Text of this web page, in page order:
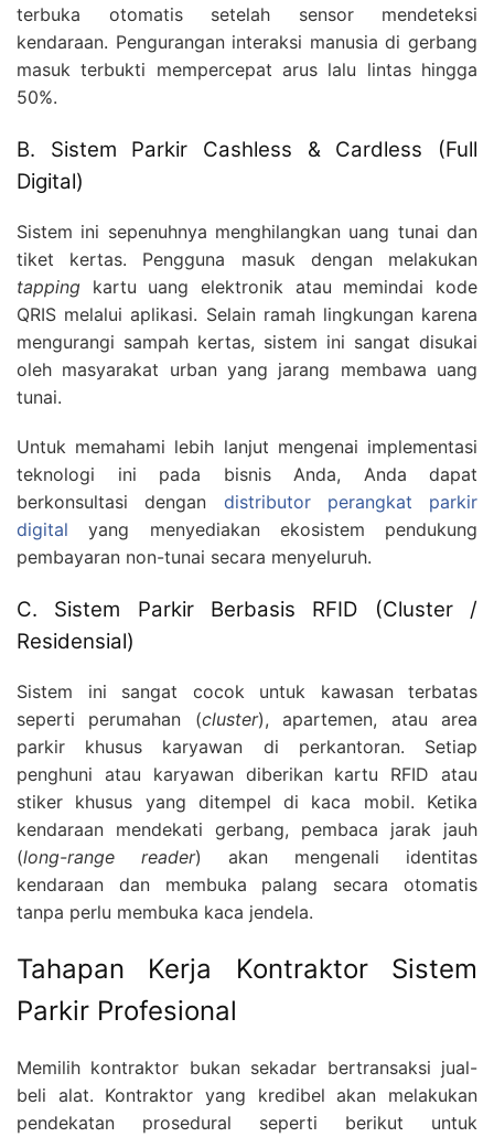
terbuka otomatis setelah sensor mendeteksi
kendaraan. Pengurangan interaksi manusia di gerbang
masuk terbukti mempercepat arus lalu lintas hingga
50%.
B. Sistem Parkir Cashless & Cardless (Full
Digital)
Sistem ini sepenuhnya menghilangkan uang tunai dan
tiket kertas. Pengguna masuk dengan melakukan
tapping kartu uang elektronik atau memindai kode
QRIS melalui aplikasi. Selain ramah lingkungan karena
mengurangi sampah kertas, sistem ini sangat disukai
oleh masyarakat urban yang jarang membawa uang
tunai.
Untuk memahami lebih lanjut mengenai implementasi
teknologi ini pada bisnis Anda, Anda dapat
berkonsultasi dengan distributor perangkat parkir
digital yang menyediakan ekosistem pendukung
pembayaran non-tunai secara menyeluruh.
C. Sistem Parkir Berbasis RFID (Cluster /
Residensial)
Sistem ini sangat cocok untuk kawasan terbatas
seperti perumahan (cluster), apartemen, atau area
parkir khusus karyawan di perkantoran. Setiap
penghuni atau karyawan diberikan kartu RFID atau
stiker khusus yang ditempel di kaca mobil. Ketika
kendaraan mendekati gerbang, pembaca jarak jauh
(long-range reader) akan mengenali identitas
kendaraan dan membuka palang secara otomatis
tanpa perlu membuka kaca jendela.
Tahapan Kerja Kontraktor Sistem
Parkir Profesional
Memilih kontraktor bukan sekadar bertransaksi jual-
beli alat. Kontraktor yang kredibel akan melakukan
pendekatan prosedural seperti berikut untuk